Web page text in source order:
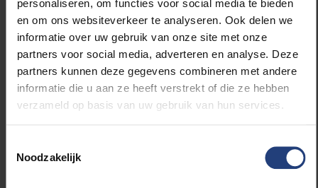
personaliseren, om functies voor social media te bieden
en om ons websiteverkeer te analyseren. Ook delen we
informatie over uw gebruik van onze site met onze
partners voor social media, adverteren en analyse. Deze
partners kunnen deze gegevens combineren met andere
informatie die u aan ze heeft verstrekt of die ze hebben
verzameld op basis van uw gebruik van hun services.
Noodzakelijk